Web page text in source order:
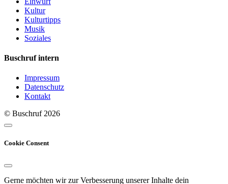
Kultur
Kulturtipps
Musik
Soziales
Buschruf intern
Impressum
Datenschutz
Kontakt
© Buschruf2026
Cookie Consent
Gerne möchten wir zur Verbesserung unserer Inhalte dein